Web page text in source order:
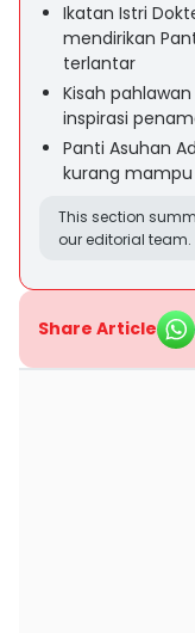
Ikatan Istri
mendirikan
terlantar
Kisah
inspirasi
Panti Asuhan
kurang
This section
our editorial team.
Share Article